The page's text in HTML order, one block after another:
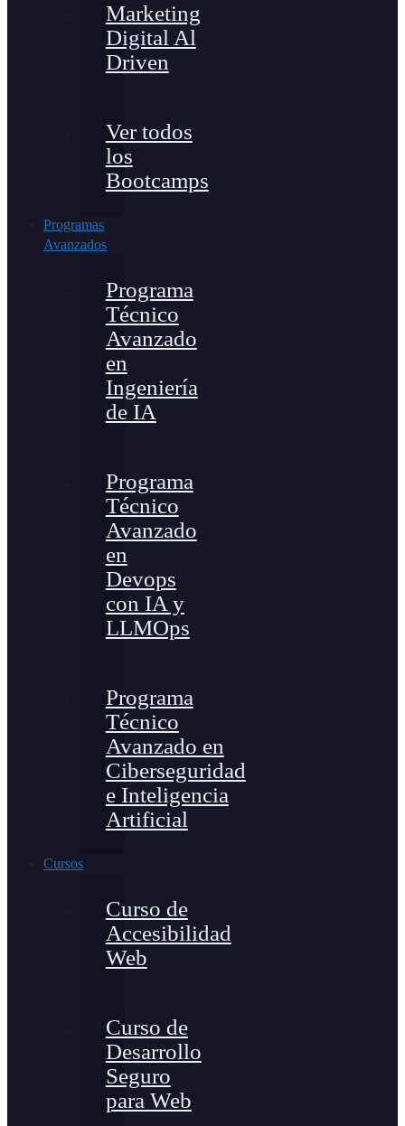
Marketing
Digital Al
Driven
Ver todos
los
Bootcamps
Programas
Avanzados
Programa
Técnico
Avanzado
en
Ingeniería
de IA
Programa
Técnico
Avanzado
en
Devops
con IA y
LLMOps
Programa
Técnico
Avanzado en
Ciberseguridad
e Inteligencia
Artificial
Cursos
Curso de
Accesibilidad
Web
Curso de
Desarrollo
Seguro
para Web